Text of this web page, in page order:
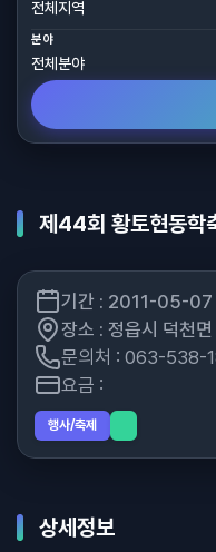
분야
제44회 황토현동학
기간 : 2011-05-
장소 : 정읍시 덕천
문의처 : 063-538-
요금 :
행사/축제
상세정보